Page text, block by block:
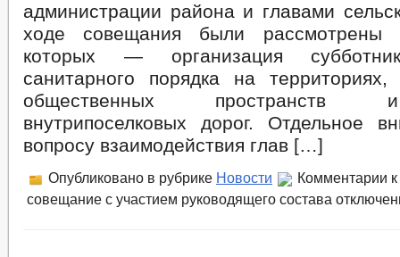
администрации района и главами
ходе совещания были рассмотрены
которых — организация
санитарного порядка на территориях,
общественных пространств
внутрипоселковых дорог. Отдельное
вопросу взаимодействия глав […]
Опубликовано в рубрике Новости Комментарии
совещание с участием руководящего состава